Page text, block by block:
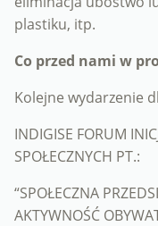
plastiku, itp.
Co przed nami w
Kolejne wydarzenie
INDIGISE FORUM
SPOŁECZNYCH PT.:
“SPOŁECZNA
AKTYWNOŚĆ